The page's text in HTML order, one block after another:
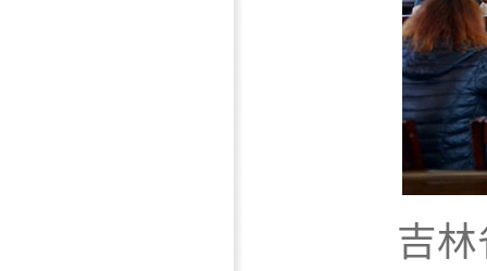
吉林省